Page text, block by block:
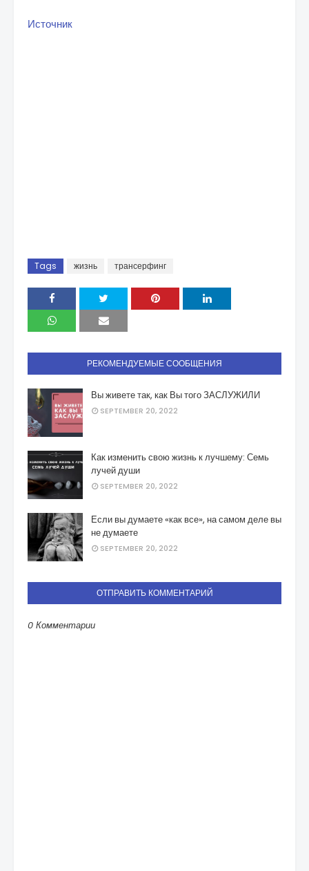
Источник
Tags жизнь трансерфинг
РЕКОМЕНДУЕМЫЕ СООБЩЕНИЯ
Вы живете так, как Вы того ЗАСЛУЖИЛИ
SEPTEMBER 20, 2022
Как изменить свою жизнь к лучшему: Семь
лучей души
SEPTEMBER 20, 2022
Если вы думаете «как все», на самом деле вы
не думаете
SEPTEMBER 20, 2022
ОТПРАВИТЬ КОММЕНТАРИЙ
0 Комментарии